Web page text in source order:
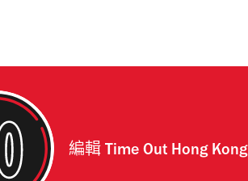
編輯 Time Out Hong Kong